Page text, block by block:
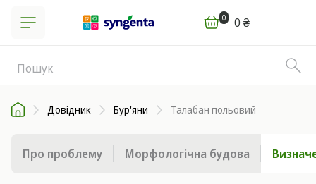
0 0 ₴
Довідник Бур'яни Талабан польовий
Про проблему Морфологічна будова